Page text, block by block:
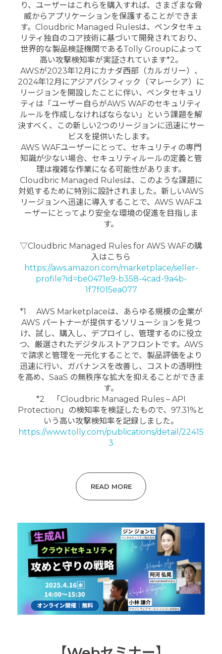
り、ユーザーはこれらを購入すれば、さまざまな脅
威からアプリケーションを保護することができま
す。Cloudbric Managed Rulesは、ペンタセキュ
リティ独自のコア技術に基づいて開発されており、
世界的な製品検証機関であるTolly Groupによって
高い攻撃検知率が実証されています*2。
AWSが2023年12月にカナダ西部（カルガリー）、
2024年12月にアジアパシフィック（マレーシア）に
リージョンを開設したことに伴い、ペンタセキュリ
ティは「ユーザー自らがAWS WAFのセキュリティ
ルールを作成しなければならない」という課題を解
決すべく、この新しい2つのリージョンに迅速にサー
ビスを提供いたします。
AWS WAFユーザーにとって、セキュリティの専門
知識が少ない場合、セキュリティルールの定義と管
理は複雑な作業になる可能性があります。
Cloudbric Managed Rulesは、このような課題に
対処するために特別に設計されました。新しいAWS
リージョンへ迅速に導入することで、AWS WAFユ
ーザーにとってより安全な環境の促進を目指しま
す。
▽Cloudbric Managed Rules for AWS WAFの購
入はこちら
https://aws.amazon.com/marketplace/seller-
profile?id=be0471e9-b358-4cad-9a4b-
1f7f015ea077
*1 AWS Marketplaceは、あらゆる規模の企業が
AWS パートナーが提供するソリューションを見つ
け、試し、購入し、デプロイし、管理するのに役立
つ、厳選されたデジタルストアフロントです。AWS
で請求と管理を一元化することで、製品評価をより
迅速に行い、ガバナンスを改善し、コストの透明性
を高め、SaaS の無秩序な拡大を抑えることができま
す。
*2 「Cloudbric Managed Rules – API
Protection」の検知率を検証したもので、97.31%と
いう高い攻撃検知率を記録しました。
https://www.tolly.com/publications/detail/22415
3
READ MORE